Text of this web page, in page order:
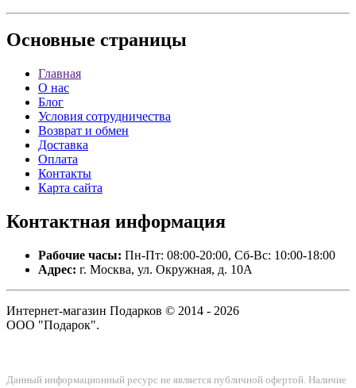
Основные страницы
Главная
О нас
Блог
Условия сотрудничества
Возврат и обмен
Доставка
Оплата
Контакты
Карта сайта
Контактная информация
Рабочие часы: Пн-Пт: 08:00-20:00, Сб-Вс: 10:00-18:00
Адрес: г. Москва, ул. Окружная, д. 10А
Интернет-магазин Подарков © 2014 - 2026
ООО "Подарок".
Данный информационный ресурс не является публичной офертой. Наличие